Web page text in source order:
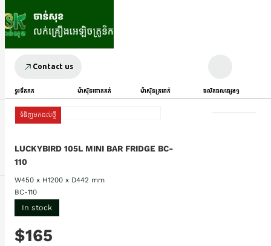
Contact us
ទូរទឹកកក ម៉ាស៊ីនបោកគក់ ម៉ាស៊ីនត្រជាក់ ផលិតផលផ្សេងៗ
ទំនិញមកដល់ថ្មី
LUCKYBIRD 105L MINI BAR FRIDGE BC-
110
W450 x H1200 x D442 mm
BC-110
In stock
$165